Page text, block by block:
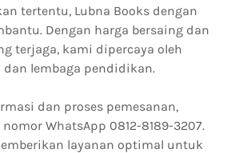
tertentu, Lubna Books dengan
Dengan harga bersaing dan
terjaga, kami dipercaya oleh
dan lembaga pendidikan.
dan proses pemesanan,
WhatsApp 0812-8189-3207.
layanan optimal untuk